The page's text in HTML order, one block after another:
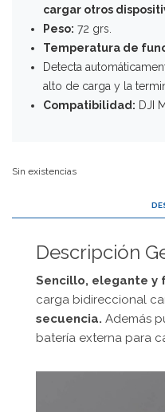
cargar otros
Peso: 72 grs.
Temperatura de
Detecta
alto de carga y la
Compatibilidad: DJI
Sin existencias
Descripción
Sencillo, elegante y
carga bidireccional
secuencia. Además
batería externa para